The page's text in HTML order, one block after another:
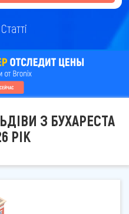
Статті
З БУХАРЕСТА
РІК